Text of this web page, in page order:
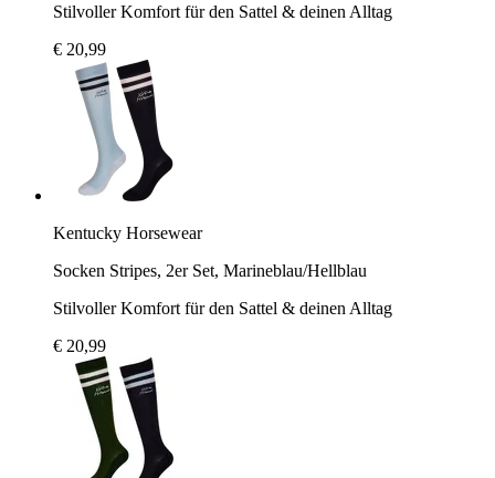
Stilvoller Komfort für den Sattel & deinen Alltag
€ 20,99
Kentucky Horsewear
Socken Stripes, 2er Set, Marineblau/Hellblau
Stilvoller Komfort für den Sattel & deinen Alltag
€ 20,99